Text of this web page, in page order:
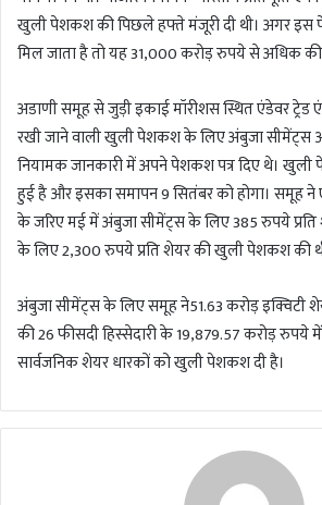
l
खुली पेशकश की पिछले हफ्ते मंजूरी दी थी। अगर इस
मिल जाता है तो यह 31,000 करोड़ रुपये से अधिक
अडाणी समूह से जुड़ी इकाई मॉरीशस स्थित एंडेवर
रखी जाने वाली खुली पेशकश के लिए अंबुजा
नियामक जानकारी में अपने पेशकश पत्र दिए थे।
हुई है और इसका समापन 9 सितंबर को होगा। समूह ने
के जरिए मई में अंबुजा सीमेंट्स के लिए 385 रुपये
के लिए 2,300 रुपये प्रति शेयर की खुली पेशकश की
अंबुजा सीमेंट्स के लिए समूह ने51.63 करोड़ इक्विटी
की 26 फीसदी हिस्सेदारी के 19,879.57 करोड़ रुपये
सार्वजनिक शेयर धारकों को खुली पेशकश दी है।